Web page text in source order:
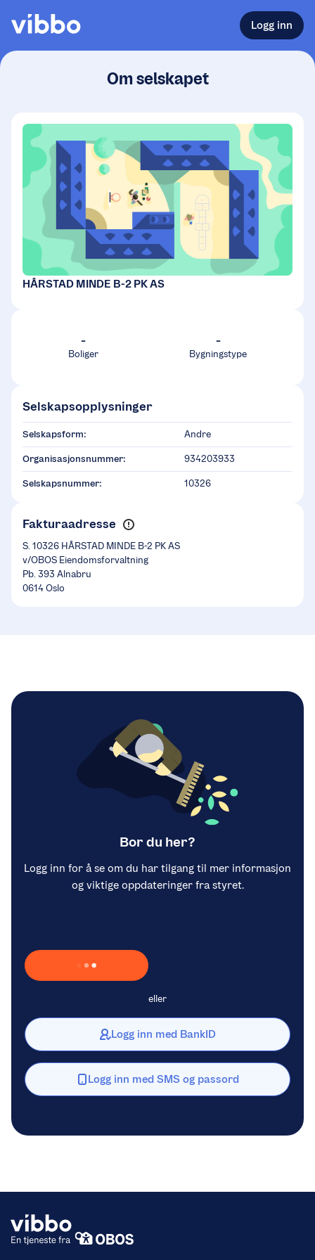
Logg inn
Om selskapet
HÅRSTAD MINDE B-2 PK AS
-
Boliger
-
Bygningstype
Selskapsopplysninger
Selskapsform: Andre
Organisasjonsnummer: 934203933
Selskapsnummer: 10326
Fakturaadresse
S. 10326 HÅRSTAD MINDE B-2 PK AS
v/OBOS Eiendomsforvaltning
Pb. 393 Alnabru
0614 Oslo
Bor du her?
Logg inn for å se om du har tilgang til mer informasjon
og viktige oppdateringer fra styret.
Laster inn Vipps …
eller
Logg inn med BankID
Logg inn med SMS og passord